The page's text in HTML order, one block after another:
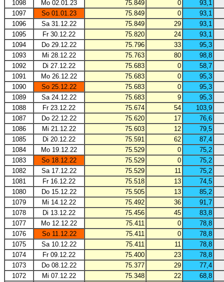
1098
Mo 02.01.23 75.849 0
93,1
1097
So 01.01.23 75.849 0
93,1
1096
Sa 31.12.22 75.849 29
93,1
1095
Fr 30.12.22 75.820 24
93,1
1094
Do 29.12.22 75.796 33
95,3
1093
Mi 28.12.22 75.763 80
98,8
1092
Di 27.12.22 75.683 0
58,7
1091
Mo 26.12.22 75.683 0
95,3
1090
So 25.12.22 75.683 0
95,3
1089
Sa 24.12.22 75.683 9
95,3
1088
Fr 23.12.22 75.674 54
103,9
1087
Do 22.12.22 75.620 17
76,6
1086
Mi 21.12.22 75.603 12
79,5
1085
Di 20.12.22 75.591 62
87,4
1084
Mo 19.12.22 75.529 0
75,2
1083
So 18.12.22 75.529 0
75,2
1082
Sa 17.12.22 75.529 11
75,2
1081
Fr 16.12.22 75.518 13
74,5
1080
Do 15.12.22 75.505 13
85,2
1079
Mi 14.12.22 75.492 36
91,7
1078
Di 13.12.22 75.456 45
83,8
1077
Mo 12.12.22 75.411 0
78,8
1076
So 11.12.22 75.411 0
78,8
1075
Sa 10.12.22 75.411 11
78,8
1074
Fr 09.12.22 75.400 23
78,8
1073
Do 08.12.22 75.377 29
77,4
1072
Mi 07.12.22 75.348 22
68,8